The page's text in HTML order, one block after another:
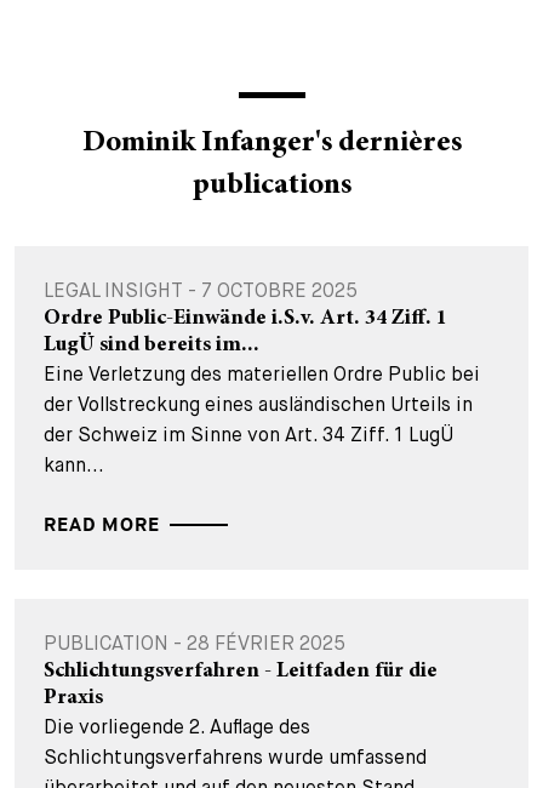
Dominik Infanger's dernières
publications
LEGAL INSIGHT - 7 OCTOBRE 2025
Ordre Public-Einwände i.S.v. Art. 34 Ziff. 1
LugÜ sind bereits im...
Eine Verletzung des materiellen Ordre Public bei
der Vollstreckung eines ausländischen Urteils in
der Schweiz im Sinne von Art. 34 Ziff. 1 LugÜ
kann...
READ MORE
PUBLICATION - 28 FÉVRIER 2025
Schlichtungsverfahren - Leitfaden für die
Praxis
Die vorliegende 2. Auflage des
Schlichtungsverfahrens wurde umfassend